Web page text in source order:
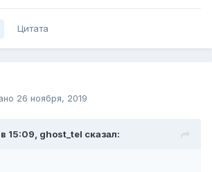
Цитата
26 ноября, 2019
15:09, ghost_tel сказал: